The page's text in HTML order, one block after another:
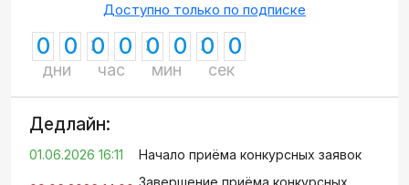
Доступно только по подписке
0 0
дни
0 0
час
0 0
мин
0 0
сек
Дедлайн:
01.06.2026 16:11 Начало приёма конкурсных заявок
Завершение приёма конкурсных